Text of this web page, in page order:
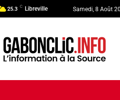
25.3 C Libreville Samedi, 8 Août